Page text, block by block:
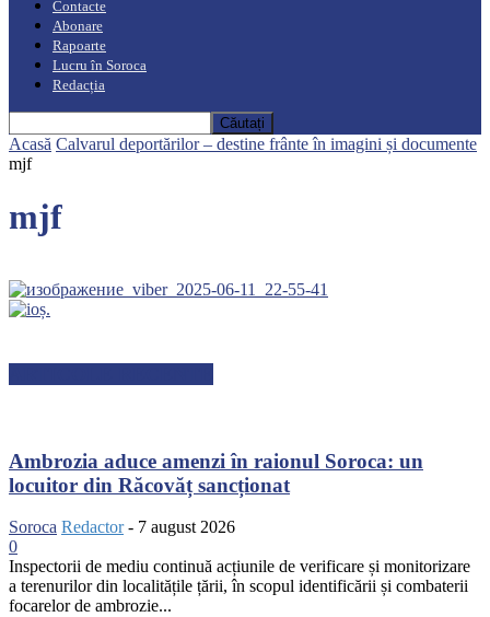
Contacte
Abonare
Rapoarte
Lucru în Soroca
Redacția
Acasă Calvarul deportărilor – destine frânte în imagini și documente
mjf
mjf
Ambrozia aduce amenzi în raionul Soroca: un
locuitor din Răcovăț sancționat
Soroca Redactor - 7 august 2026
0
Inspectorii de mediu continuă acțiunile de verificare și monitorizare
a terenurilor din localitățile țării, în scopul identificării și combaterii
focarelor de ambrozie...